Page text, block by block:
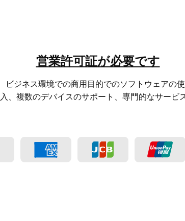
営業許可証が必要です
ビジネス環境での商用目的でのソフトウェアの
、複数のデバイスのサポート、専門的なサービ